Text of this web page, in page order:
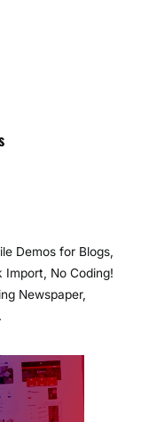
Demos for Blogs,
Import, No Coding!
Newspaper,